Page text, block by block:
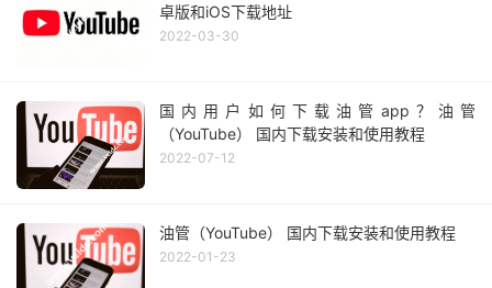
卓版和iOS下载地址
2022-03-30
国内用户如何下载油管app？油管
（YouTube） 国内下载安装和使用教程
2022-07-12
油管（YouTube） 国内下载安装和使用教程
2022-01-23